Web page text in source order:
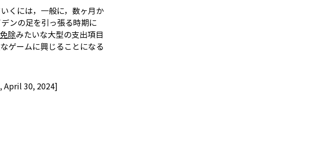
くには，一般に，数ヶ月か
ンの足を引っ張る時期に
除みたいな大型の支出項目
ゲームに興じることになる
April 30, 2024]